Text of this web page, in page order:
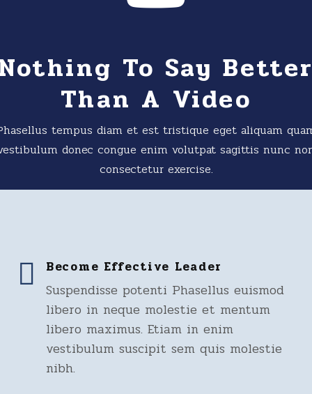
To Say
Than A Video
tempus diam et est tristique eget aliquam
donec congue enim volutpat sagittis nunc
consectetur exercise.
Become Effective Leader
Suspendisse potenti Phasellus euismod
libero in neque molestie et mentum
libero maximus. Etiam in enim
vestibulum suscipit sem quis molestie
nibh.